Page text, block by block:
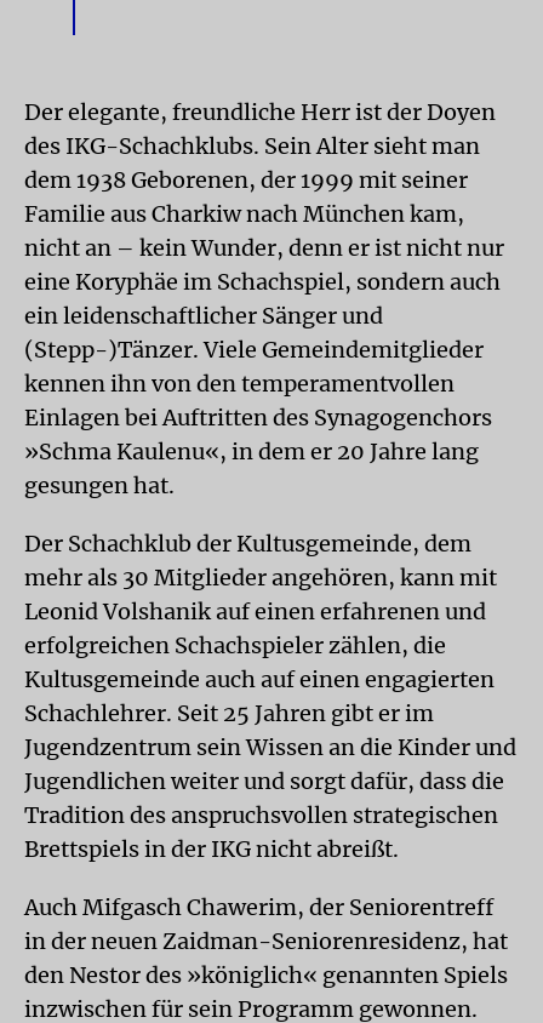
Der elegante, freundliche Herr ist der Doyen
des IKG-Schachklubs. Sein Alter sieht man
dem 1938 Geborenen, der 1999 mit seiner
Familie aus Charkiw nach München kam,
nicht an – kein Wunder, denn er ist nicht nur
eine Koryphäe im Schachspiel, sondern auch
ein leidenschaftlicher Sänger und
(Stepp-)Tänzer. Viele Gemeindemitglieder
kennen ihn von den temperamentvollen
Einlagen bei Auftritten des Synagogenchors
»Schma Kaulenu«, in dem er 20 Jahre lang
gesungen hat.
Der Schachklub der Kultusgemeinde, dem
mehr als 30 Mitglieder angehören, kann mit
Leonid Volshanik auf einen erfahrenen und
erfolgreichen Schachspieler zählen, die
Kultusgemeinde auch auf einen engagierten
Schachlehrer. Seit 25 Jahren gibt er im
Jugendzentrum sein Wissen an die Kinder und
Jugendlichen weiter und sorgt dafür, dass die
Tradition des anspruchsvollen strategischen
Brettspiels in der IKG nicht abreißt.
Auch Mifgasch Chawerim, der Seniorentreff
in der neuen Zaidman-Seniorenresidenz, hat
den Nestor des »königlich« genannten Spiels
inzwischen für sein Programm gewonnen.